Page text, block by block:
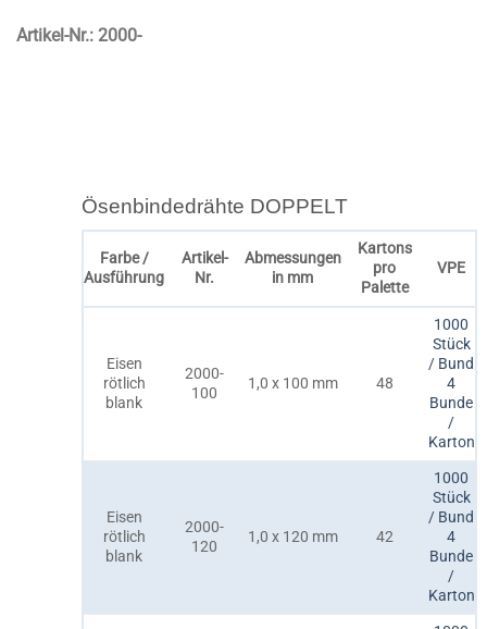
Artikel-Nr.: 2000-
Ösenbindedrähte DOPPELT
Farbe /
Ausführung
Artikel-
Nr.
Abmessungen
in mm
Kartons
pro
Palette
VPE
Eisen
rötlich
blank
2000-
100
1,0 x 100 mm 48
1000
Stück
/ Bund
4
Bunde
/
Karton
Eisen
rötlich
blank
2000-
120
1,0 x 120 mm 42
1000
Stück
/ Bund
4
Bunde
/
Karton